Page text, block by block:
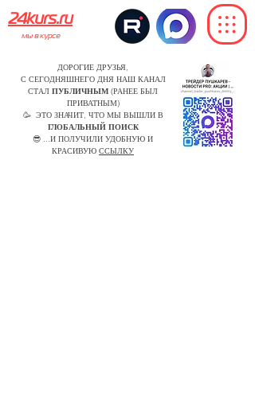
24kurs.ru
мы в курсе
ДОРОГИЕ ДРУЗЬЯ,
С СЕГОДНЯШНЕГО ДНЯ НАШ КАНАЛ
СТАЛ ПУБЛИЧНЫМ (РАНЕЕ БЫЛ
ПРИВАТНЫМ)
🥳 ЭТО ЗНАЧИТ, ЧТО МЫ ВЫШЛИ В
ГЛОБАЛЬНЫЙ ПОИСК
😎 ...И ПОЛУЧИЛИ УДОБНУЮ И
КРАСИВУЮ ССЫЛКУ